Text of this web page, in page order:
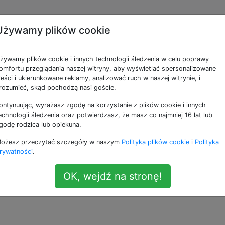
podczas
dowolny dysk, klikając go prawym przyciskiem myszy
z menu kontekstowego.
tego procesu szyfrowania?
plików cookie
plików cookie i innych technologii śledzenia w celu poprawy
przeglądania naszej witryny, aby wyświetlać spersonalizowane
i ukierunkowane reklamy, analizować ruch w naszej witrynie, i
skąd pochodzą nasi goście.
wyrażasz zgodę na korzystanie z plików cookie i innych
śledzenia oraz potwierdzasz, że masz co najmniej 16 lat lub
rodzica lub opiekuna.
przeczytać szczegóły w naszym Polityka plików cookie i Polityka
.
OK, wejdź na stronę!